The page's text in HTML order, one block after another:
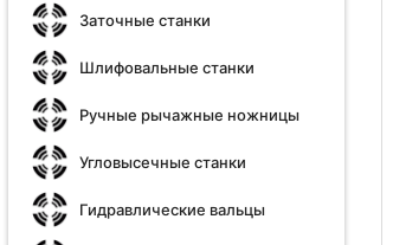
Заточные станки
Шлифовальные станки
Ручные рычажные ножницы
Угловысечные станки
Гидравлические вальцы